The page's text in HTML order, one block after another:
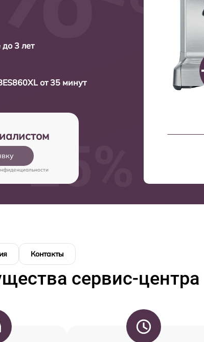
3 лет
от 35 минут
Контакты
сервис-центра